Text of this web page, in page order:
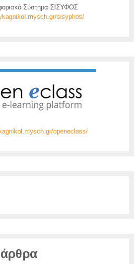
Σύστημα ΣΙΣΥΦΟΣ
sisyphos/
openeclass/